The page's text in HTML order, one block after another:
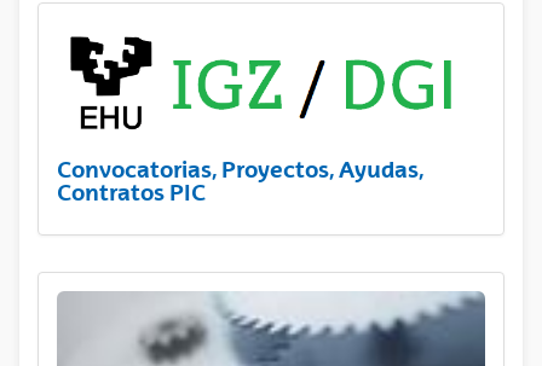
Convocatorias, Proyectos, Ayudas,
Contratos PIC